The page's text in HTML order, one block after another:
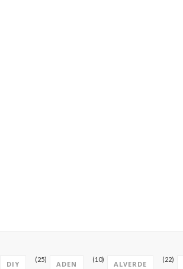
DIY
(25)
ADEN
(10)
ALVERDE
(22)